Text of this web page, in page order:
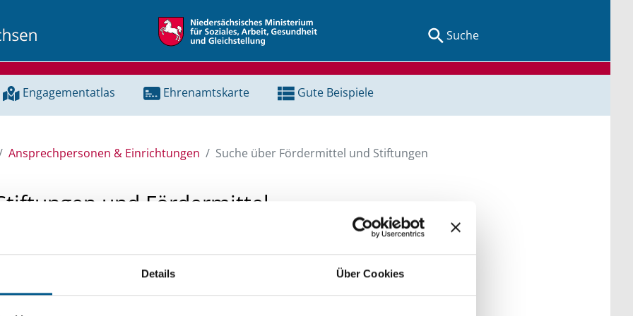
Details Über Cookies
Suche
Engagementatlas Ehrenamtskarte Gute Beispiele
Ansprechpersonen & Einrichtungen Suche über Fördermittel und Stiftungen
und Fördermittel
und Stiftungsdatenbank recherchieren. Bei der Suche bitte die Groß- und